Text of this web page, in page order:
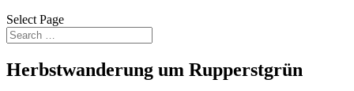
Select Page
Herbstwanderung um Rupperstgrün